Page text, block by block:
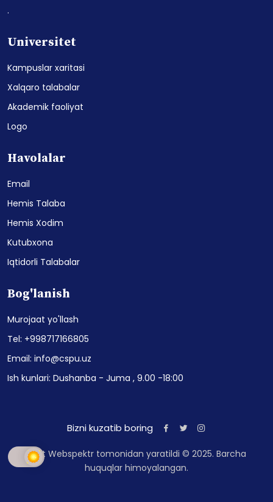
.
Universitet
Kampuslar xaritasi
Xalqaro talabalar
Akademik faoliyat
Logo
Havolalar
Email
Hemis Talaba
Hemis Xodim
Kutubxona
Iqtidorli Talabalar
Bog'lanish
Murojaat yo'llash
Tel: +998717166805
Email: info@cspu.uz
Ish kunlari: Dushanba - Juma , 9.00 -18:00
Bizni kuzatib boring
Sayt Webspektr tomonidan yaratildi © 2025. Barcha
huquqlar himoyalangan.